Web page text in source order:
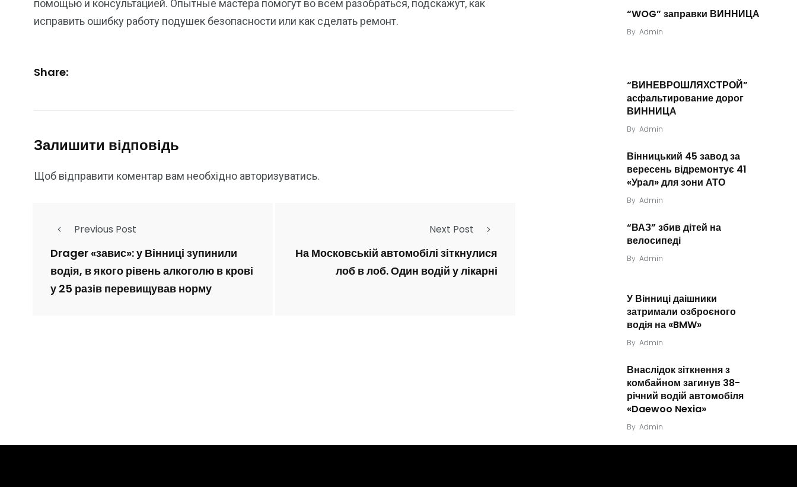
помощью и консультацией. Опытные мастера помогут во всем разобраться, подскажут, как
исправить ошибку работу подушек безопасности или как сделать ремонт.
Share:
Залишити відповідь
Щоб відправити коментар вам необхідно авторизуватись.
Previous Post
Drager «завис»: у Вінниці зупинили
водія, в якого рівень алкоголю в крові
у 25 разів перевищував норму
Next Post
На Московській автомобілі зіткнулися
лоб в лоб. Один водій у лікарні
“WOG” заправки ВИННИЦА
By Admin
“ВИНЕВРОШЛЯХСТРОЙ”
асфальтирование дорог
ВИННИЦА
By Admin
Вінницький 45 завод за
вересень відремонтує 41
«Урал» для зони АТО
By Admin
“ВАЗ” збив дітей на
велосипеді
By Admin
У Вінниці даішники
затримали озброєного
водія на «BMW»
By Admin
Внаслідок зіткнення з
комбайном загинув 38-
річний водій автомобіля
«Daewoo Nexia»
By Admin